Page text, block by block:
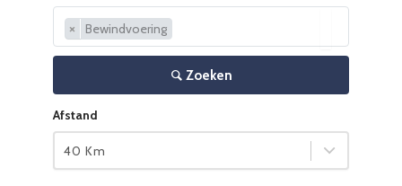
× Bewindvoering
Zoeken
Afstand
40 Km